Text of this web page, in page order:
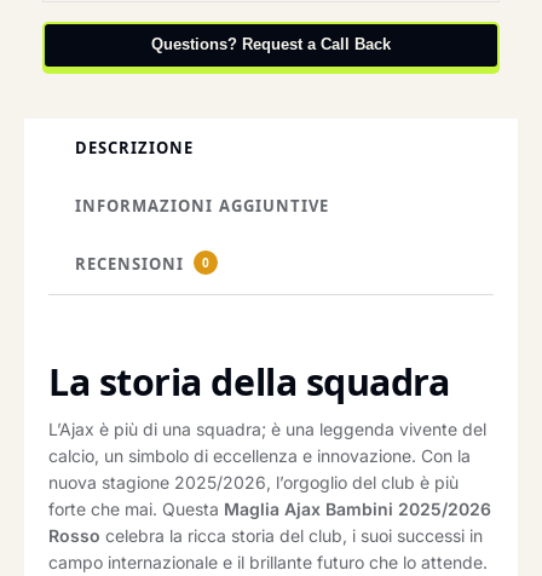
Questions? Request a Call Back
DESCRIZIONE
INFORMAZIONI AGGIUNTIVE
RECENSIONI 0
La storia della squadra
L’Ajax è più di una squadra; è una leggenda vivente del
calcio, un simbolo di eccellenza e innovazione. Con la
nuova stagione 2025/2026, l’orgoglio del club è più
forte che mai. Questa Maglia Ajax Bambini 2025/2026
Rosso celebra la ricca storia del club, i suoi successi in
campo internazionale e il brillante futuro che lo attende.